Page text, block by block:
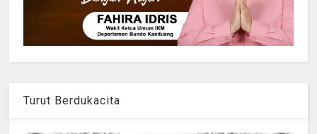
Turut Berdukacita